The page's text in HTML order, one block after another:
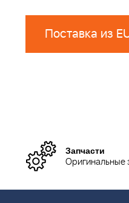
Поставка из
Запчасти
Оригинальные